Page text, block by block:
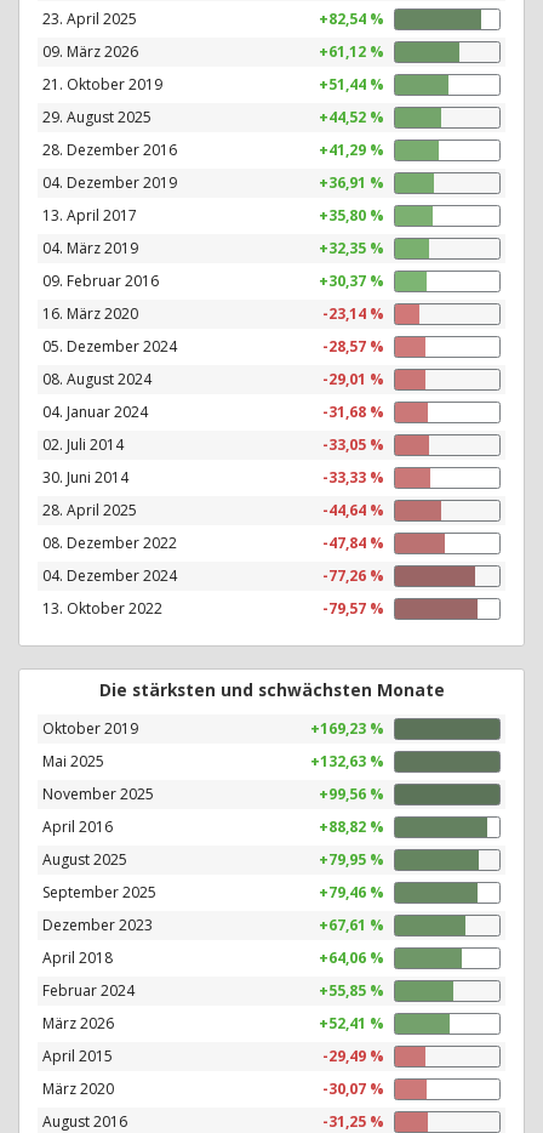
23. April 2025
+82,54 %
09. März 2026
+61,12 %
21. Oktober 2019
+51,44 %
29. August 2025
+44,52 %
28. Dezember 2016
+41,29 %
04. Dezember 2019
+36,91 %
13. April 2017
+35,80 %
04. März 2019
+32,35 %
09. Februar 2016
+30,37 %
16. März 2020
-23,14 %
05. Dezember 2024
-28,57 %
08. August 2024
-29,01 %
04. Januar 2024
-31,68 %
02. Juli 2014
-33,05 %
30. Juni 2014
-33,33 %
28. April 2025
-44,64 %
08. Dezember 2022
-47,84 %
04. Dezember 2024
-77,26 %
13. Oktober 2022
-79,57 %
Die stärksten und schwächsten Monate
Oktober 2019
+169,23 %
Mai 2025
+132,63 %
November 2025
+99,56 %
April 2016
+88,82 %
August 2025
+79,95 %
September 2025
+79,46 %
Dezember 2023
+67,61 %
April 2018
+64,06 %
Februar 2024
+55,85 %
März 2026
+52,41 %
April 2015
-29,49 %
März 2020
-30,07 %
August 2016
-31,25 %